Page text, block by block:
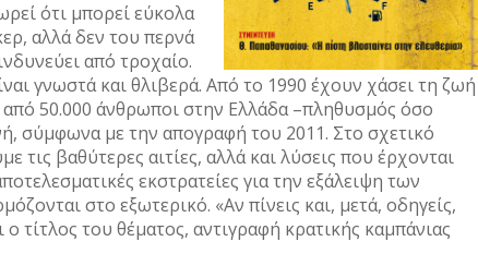
ότι μπορεί εύκολα
αλλά δεν του περνά
από τροχαίο.
γνωστά και θλιβερά. Από το 1990 έχουν χάσει τη ζωή
από 50.000 άνθρωποι στην Ελλάδα –πληθυσμός όσο
σύμφωνα με την απογραφή του 2011. Στο σχετικό
τις βαθύτερες αιτίες, αλλά και λύσεις που έρχονται
εκστρατείες για την εξάλειψη των
στο εξωτερικό. «Αν πίνεις και, μετά, οδηγείς,
ο τίτλος του θέματος, αντιγραφή κρατικής καμπάνιας